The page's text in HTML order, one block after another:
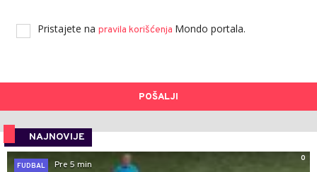
Pristajete na pravila korišćenja Mondo portala.
POŠALJI
NAJNOVIJE
0
FUDBAL
Pre 5 min